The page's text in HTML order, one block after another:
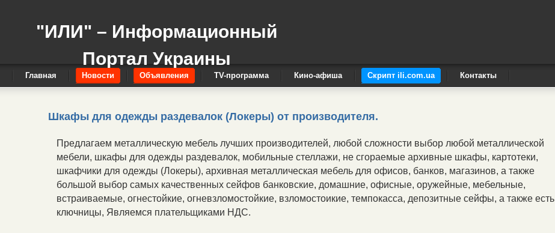
"ИЛИ" – Информационный
Портал Украины
Главная Новости Объявления TV-программа Кино-афиша Скрипт ili.com.ua Контакты
Шкафы для одежды раздевалок (Локеры) от производителя.
Предлагаем металлическую мебель лучших производителей, любой сложности выбор любой металлической
мебели, шкафы для одежды раздевалок, мобильные стеллажи, не сгораемые архивные шкафы, картотеки,
шкафчики для одежды (Локеры), архивная металлическая мебель для офисов, банков, магазинов, а также
большой выбор самых качественных сейфов банковские, домашние, офисные, оружейные, мебельные,
встраиваемые, огнестойкие, огневзломостойкие, взломостоикие, темпокасса, депозитные сейфы, а также есть
ключницы, Являемся плательщиками НДС.